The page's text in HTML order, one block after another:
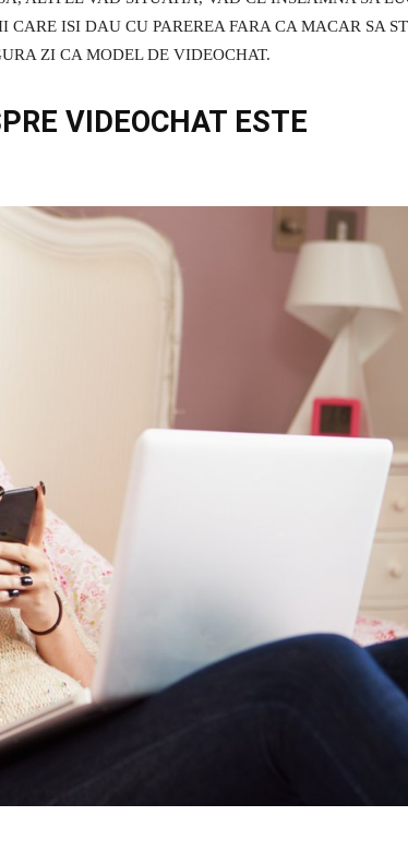
ISI DAU CU PAREREA FARA CA MACAR SA
ZI CA MODEL DE VIDEOCHAT.
VIDEOCHAT ESTE